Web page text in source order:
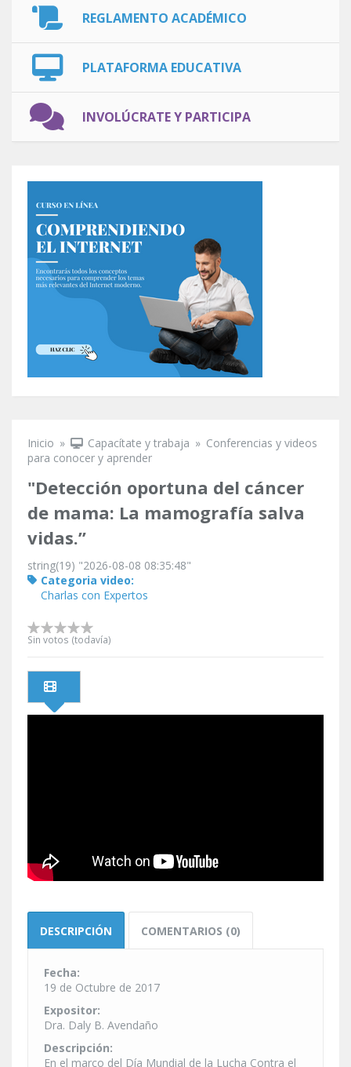
REGLAMENTO ACADÉMICO
PLATAFORMA EDUCATIVA
INVOLÚCRATE Y PARTICIPA
Se encuentra usted aquí
Inicio » Capacítate y trabaja » Conferencias y videos
para conocer y aprender
"Detección oportuna del cáncer
de mama: La mamografía salva
vidas.”
string(19) "2026-08-08 08:35:48"
Categoria video:
Charlas con Expertos
Sin votos (todavía)
DESCRIPCIÓN COMENTARIOS (0)
Fecha:
19 de Octubre de 2017
Expositor:
Dra. Daly B. Avendaño
Descripción:
En el marco del Día Mundial de la Lucha Contra el